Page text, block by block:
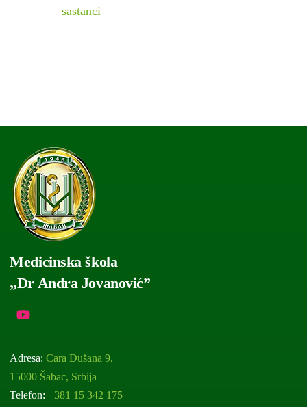
sastanci
Medicinska škola
„Dr Andra Jovanović”
Adresa:Cara Dušana 9,
15000 Šabac, Srbija
Telefon: +381 15 342 175